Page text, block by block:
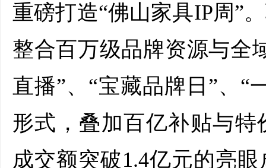
重磅打造“佛山家具IP周”
整合百万级品牌资源与全
直播”、“宝藏品牌日”、“
形式，叠加百亿补贴与
成交额突破1.4亿元的亮